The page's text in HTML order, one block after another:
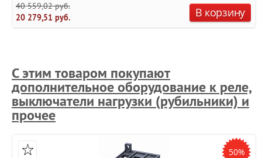
40 559,02 руб.
20 279,51 руб.
В корзину
С этим товаром покупают
дополнительное оборудование к реле,
выключатели нагрузки (рубильники) и
прочее
50%